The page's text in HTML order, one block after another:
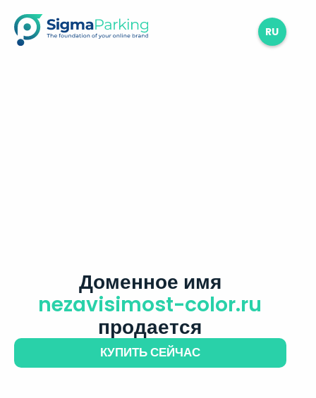
RU
Доменное имя
nezavisimost-color.ru
продается
КУПИТЬ СЕЙЧАС